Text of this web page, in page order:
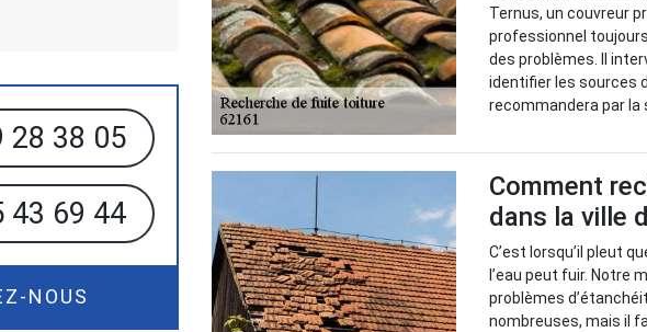
28 38 05
43 69 44
NOUS
Ternus, un couvreur
professionnel
des problèmes. Il
identifier les sources
recommandera par
Comment
dans la ville
C’est lorsqu’il pleut
l’eau peut fuir. Notre
problèmes
nombreuses, mais il